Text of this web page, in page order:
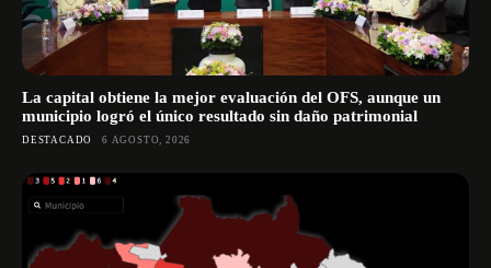
La capital obtiene la mejor evaluación del OFS, aunque un
municipio logró el único resultado sin daño patrimonial
DESTACADO 6 AGOSTO, 2026